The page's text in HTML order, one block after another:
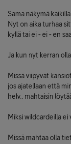
Sama näkymä
Nyt on aika turhaa
kyllä tai ei - ei - en
Ja kun nyt kerran
Missä viipyvät
jos ajatellaan että
helv.. mahtaisin
Miksi wildcardeilla ei
Missä mahtaa olla